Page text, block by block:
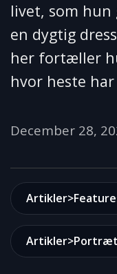
livet, som hun
en dygtig
her fortæller
hvor heste
December 28,